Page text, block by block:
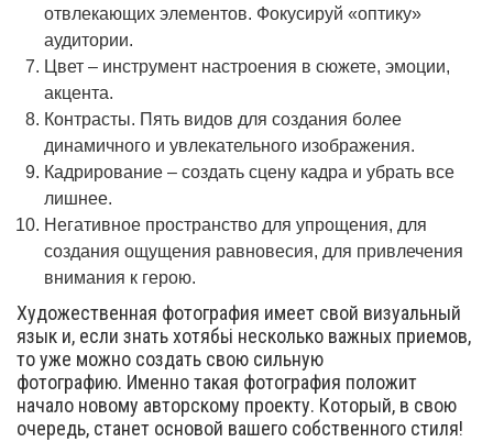
отвлекающих элементов. Фокусируй «оптику»
аудитории.
Цвет – инструмент настроения в сюжете, эмоции,
акцента.
Контрасты. Пять видов для создания более
динамичного и увлекательного изображения.
Кадрирование – создать сцену кадра и убрать все
лишнее.
Негативное пространство для упрощения, для
создания ощущения равновесия, для привлечения
внимания к герою.
Художественная фотография имеет свой визуальный
язык и, если знать хотябьі несколько важных приемов,
то уже можно создать свою сильную
фотографию. Именно такая фотография положит
начало новому авторскому проекту. Который, в свою
очередь, станет основой вашего собственного стиля!